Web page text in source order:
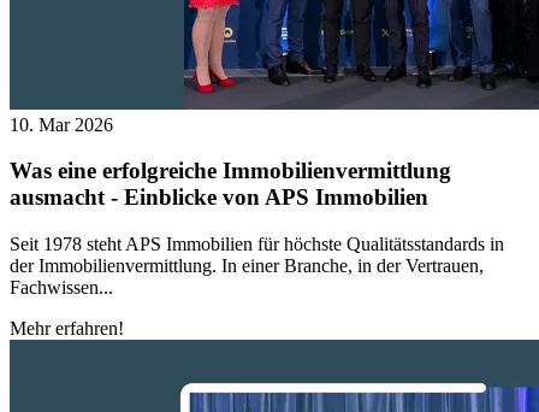
10. Mar 2026
Was eine erfolgreiche Immobilienvermittlung
ausmacht - Einblicke von APS Immobilien
Seit 1978 steht APS Immobilien für höchste Qualitätsstandards in
der Immobilienvermittlung. In einer Branche, in der Vertrauen,
Fachwissen...
Mehr erfahren!